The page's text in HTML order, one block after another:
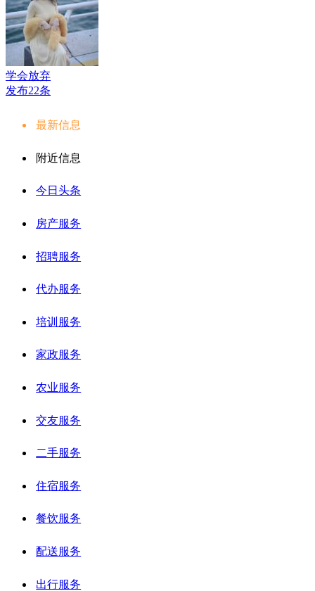
学会放弃
发布22条
最新信息
附近信息
今日头条
房产服务
招聘服务
代办服务
培训服务
家政服务
农业服务
交友服务
二手服务
住宿服务
餐饮服务
配送服务
出行服务